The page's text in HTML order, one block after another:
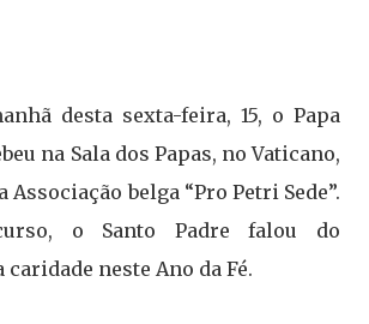
desta sexta-feira, 15, o Papa
na Sala dos Papas, no Vaticano,
Associação belga “Pro Petri Sede”.
o Santo Padre falou do
neste Ano da Fé.